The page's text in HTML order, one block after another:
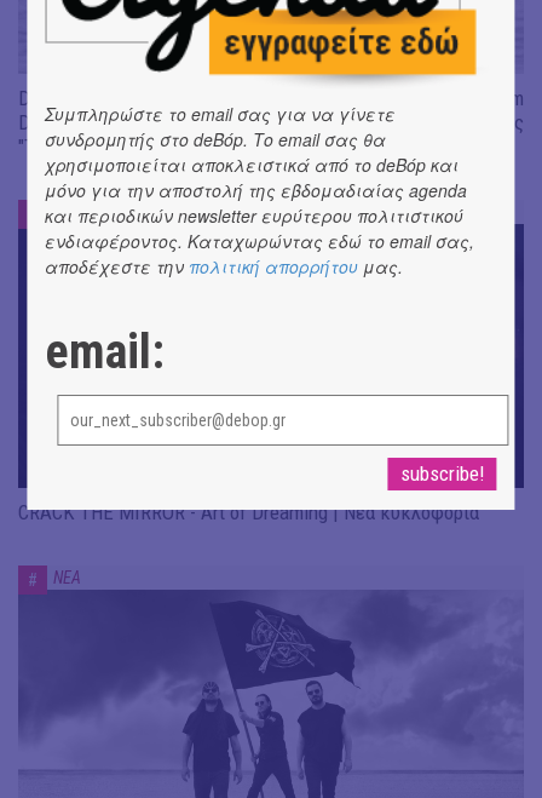
Don't Let Me Be Misunderstood | Alexandros Livitsanos, Willem
Dafoe, Czech Studio Orchestra | Από το soundtrack της ταινίας
"The Birthday Party"
ΝΕΑ
CRACK THE MIRROR - Art of Dreaming | Νέα κυκλοφορία
# ΝΕΑ
Συμπληρώστε το email σας για να γίνετε
συνδρομητής στο deBόp. Το email σας θα
χρησιμοποιείται αποκλειστικά από το deBόp και
μόνο για την αποστολή της εβδομαδιαίας agenda
και περιοδικών newsletter ευρύτερου πολιτιστικού
ενδιαφέροντος. Καταχωρώντας εδώ το email σας,
αποδέχεστε την πολιτική απορρήτου μας.
email: